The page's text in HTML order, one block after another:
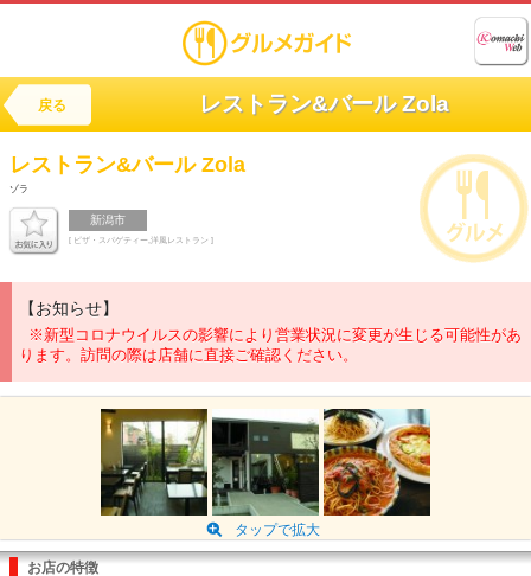
戻る レストラン&バール Zola
レストラン&バール Zola
ゾラ
新潟市
[ ピザ・スパゲティー,洋風レストラン ]
【お知らせ】
※新型コロナウイルスの影響により営業状況に変更が生じる可能性があ
ります。訪問の際は店舗に直接ご確認ください。
タップで拡大
お店の特徴